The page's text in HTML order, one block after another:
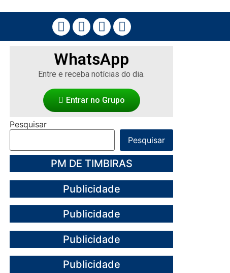
WhatsApp
Entre e receba notícias do dia.
Entrar no Grupo
Pesquisar
Pesquisar
PM DE TIMBIRAS
Publicidade
Publicidade
Publicidade
Publicidade